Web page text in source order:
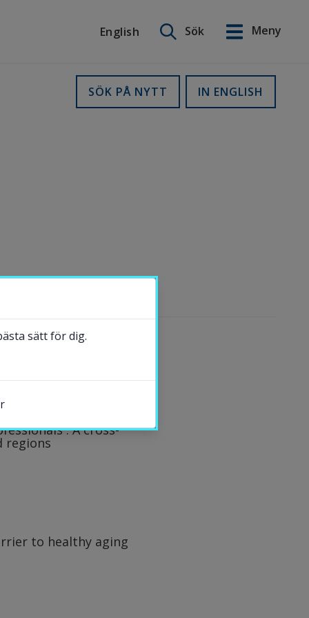
English
Sök
Meny
IN ENGLISH
SÖK PÅ NYTT
: A cross-
regions
to healthy aging
English
sätt för dig.